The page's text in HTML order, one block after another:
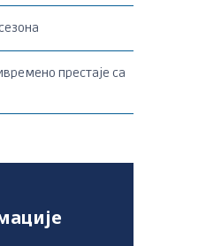
престаје са